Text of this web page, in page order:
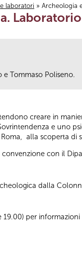
laboratori » Archeologia
e Tommaso Poliseno.
creare in
e uno
alla scoperta di
convenzione con il
dalla
per